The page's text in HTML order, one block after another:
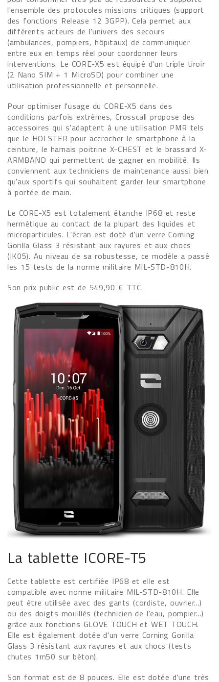
l'ensemble des protocoles missions critiques (support
des fonctions Release 12 3GPP). Cela permet aux
différents acteurs de l'univers des secours
(ambulances, pompiers, hôpitaux) de communiquer
entre eux en temps réel pour coordonner leurs
interventions. Le CORE-X5 est équipé d'un triple tiroir
(2 Nano SIM + 1 MicroSD) pour combiner une
utilisation professionnelle et personnelle.
Pour optimiser l'usage du CORE-X5 dans des
conditions parfois extrêmes, Crosscall propose des
accessoires qui s'adaptent à une utilisation PMR tels
que le HOLSTER pour accrocher le smartphone à la
ceinture, le harnais poitrine X-CHEST et le brassard X-
ARMBAND qui permettent de gagner en mobilité. Ils
conviennent aux techniciens de maintenance aussi bien
qu'aux sportifs qui souhaitent garder leur smartphone
à portée de main.
Le CORE-X5 est totalement étanche IP68 et reste
hermétique au contact de la plupart des liquides et
microparticules. L'écran est doté d'un verre Corning
Gorilla Glass 3 résistant aux rayures et aux chocs
(IK05). Au niveau de sa robustesse, ce modèle a passé
les 15 tests de la norme militaire MIL-STD-810H.
Son prix public est de 549,90 € TTC.
La tablette ICORE-T5
Cette tablette est certifiée IP68 et elle est
compatible avec norme militaire MIL-STD-810H. Elle
peut être utilisée avec des gants (cordiste, ouvrier...)
ou des doigts mouillés (technicien de l'eau, pompier...)
grâce aux fonctions GLOVE TOUCH et WET TOUCH.
Elle est également dotée d'un verre Corning Gorilla
Glass 3 résistant aux rayures et aux chocs (tests
chutes 1m50 sur béton).
Son format est de 8 pouces. Elle est dotée d'une très